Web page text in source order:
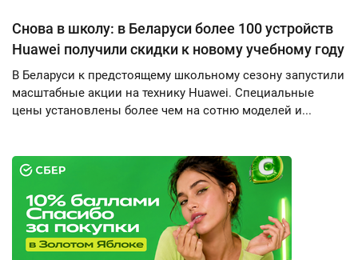
Снова в школу: в Беларуси более 100 устройств
Huawei получили скидки к новому учебному году
В Беларуси к предстоящему школьному сезону запустили
масштабные акции на технику Huawei. Специальные
цены установлены более чем на сотню моделей и...